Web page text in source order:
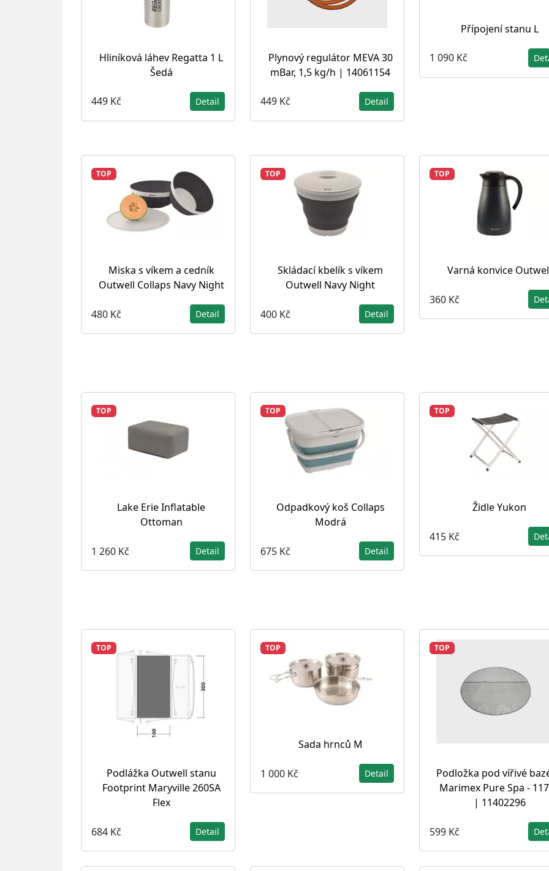
Hliníková láhev Regatta 1 L
Šedá
449 Kč Detail
Plynový regulátor MEVA 30
mBar, 1,5 kg/h | 14061154
449 Kč Detail
Přípojení stanu L
1 090 Kč
TOP
Miska s víkem a cedník
Outwell Collaps Navy Night
480 Kč Detail
TOP
Skládací kbelík s víkem
Outwell Navy Night
400 Kč Detail
TOP
Varná konvice
360 Kč
TOP
Lake Erie Inflatable
Ottoman
1 260 Kč Detail
TOP
Odpadkový koš Collaps
Modrá
675 Kč Detail
TOP
Židle Yukon
415 Kč
TOP
Podlážka Outwell stanu
Footprint Maryville 260SA
Flex
684 Kč Detail
TOP
Sada hrnců M
1 000 Kč Detail
TOP
Podložka pod vířivé
Marimex Pure Spa -
| 11402296
599 Kč